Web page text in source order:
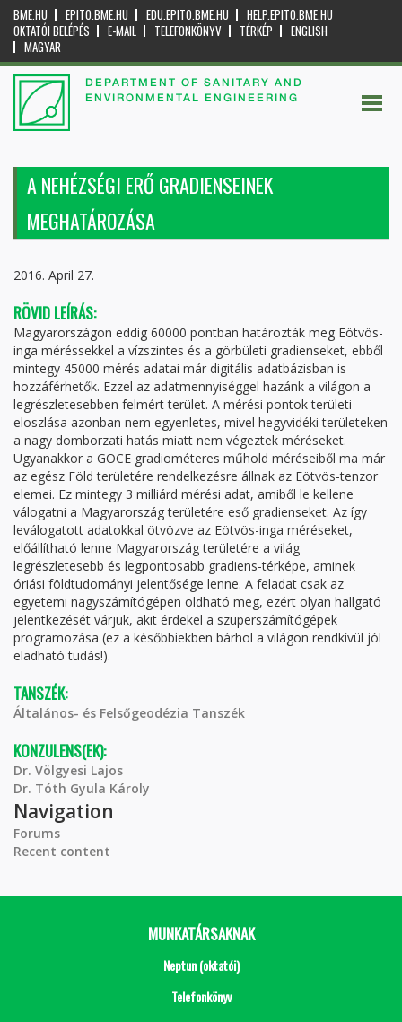
BME.HU EPITO.BME.HU EDU.EPITO.BME.HU
HELP.EPITO.BME.HU
OKTATÓI BELÉPÉS
E-MAIL TELEFONKÖNYV TÉRKÉP
ENGLISH
MAGYAR
DEPARTMENT OF SANITARY AND
ENVIRONMENTAL ENGINEERING
A NEHÉZSÉGI ERŐ GRADIENSEINEK
MEGHATÁROZÁSA
2016. April 27.
RÖVID LEÍRÁS:
Magyarországon eddig 60000 pontban határozták meg Eötvös-
inga méréssekkel a vízszintes és a görbületi gradienseket, ebből
mintegy 45000 mérés adatai már digitális adatbázisban is
hozzáférhetők. Ezzel az adatmennyiséggel hazánk a világon a
legrészletesebben felmért terület. A mérési pontok területi
eloszlása azonban nem egyenletes, mivel hegyvidéki területeken
a nagy domborzati hatás miatt nem végeztek méréseket.
Ugyanakkor a GOCE gradiométeres műhold méréseiből ma már
az egész Föld területére rendelkezésre állnak az Eötvös-tenzor
elemei. Ez mintegy 3 milliárd mérési adat, amiből le kellene
válogatni a Magyarország területére eső gradienseket. Az így
leválogatott adatokkal ötvözve az Eötvös-inga méréseket,
előállítható lenne Magyarország területére a világ
legrészletesebb és legpontosabb gradiens-térképe, aminek
óriási földtudományi jelentősége lenne. A feladat csak az
egyetemi nagyszámítógépen oldható meg, ezért olyan hallgató
jelentkezését várjuk, akit érdekel a szuperszámítógépek
programozása (ez a későbbiekben bárhol a világon rendkívül jól
eladható tudás!).
TANSZÉK:
Általános- és Felsőgeodézia Tanszék
KONZULENS(EK):
Dr. Völgyesi Lajos
Dr. Tóth Gyula Károly
Navigation
Forums
Recent content
MUNKATÁRSAKNAK
Neptun (oktatói)
Telefonkönyv